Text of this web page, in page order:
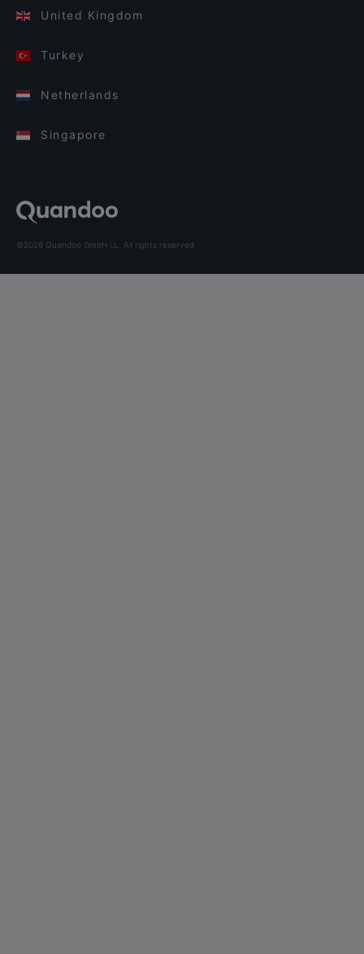
United Kingdom
Turkey
Netherlands
Singapore
©2026 Quandoo GmbH i.L. All rights reserved